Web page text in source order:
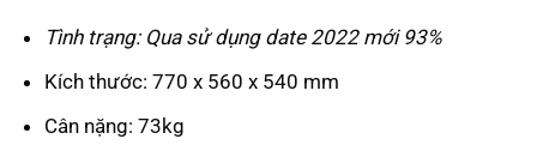
58.000.000 ₫.là:
Tình trạng: Qua sử dụng date 2022 mới 93%
Kích thước: 770 x 560 x 540 mm
Cân nặng: 73kg